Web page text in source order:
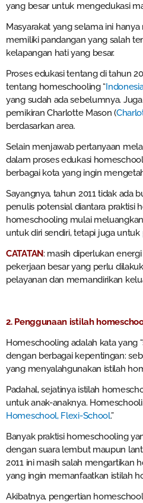
yang besar untuk mengedukasi
Masyarakat yang selama ini
memiliki pandangan yang salah
kelapangan hati yang besar.
Proses edukasi tentang di tahun
tentang homeschooling “
yang sudah ada sebelumnya.
pemikiran Charlotte Mason (
berdasarkan area.
Selain menjawab pertanyaan
dalam proses edukasi
berbagai kota yang ingin
Sayangnya, tahun 2011 tidak ada
penulis potensial diantara praktisi
homeschooling mulai
untuk diri sendiri, tetapi juga
CATATAN: masih diperlukan
pekerjaan besar yang perlu
pelayanan dan memandirikan
2. Penggunaan istilah
Homeschooling adalah kata yang
dengan berbagai kepentingan:
yang menyalahgunakan istilah
Padahal, sejatinya istilah
untuk anak-anaknya.
Homeschool, Flexi-School.”
Banyak praktisi homeschooling
dengan suara lembut maupun
2011 ini masih salah mengartikan
yang ingin memanfaatkan istilah
Akibatnya, pengertian